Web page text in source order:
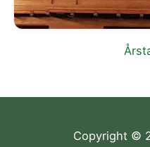
Copyright ©